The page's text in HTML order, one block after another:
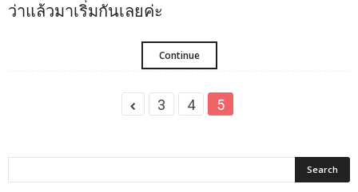
ว่าแล้วมาเริ่มกันเลยค่ะ
Continue
3 4 5